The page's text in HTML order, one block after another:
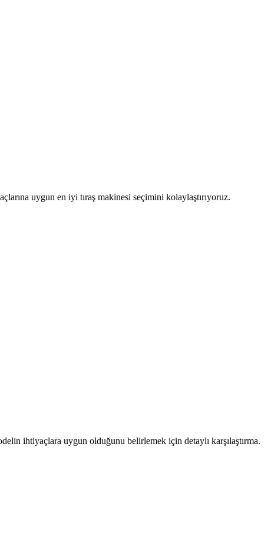
uygun en iyi tıraş makinesi seçimini kolaylaştırıyoruz.
ihtiyaçlara uygun olduğunu belirlemek için detaylı karşılaştırma.